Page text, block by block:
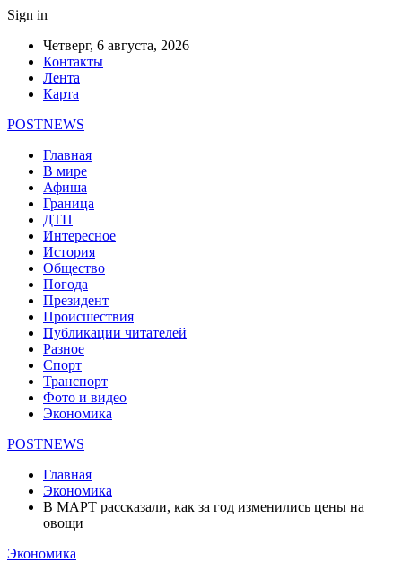
Sign in
Четверг, 6 августа, 2026
Контакты
Лента
Карта
POSTNEWS
Главная
В мире
Афиша
Граница
ДТП
Интересное
История
Общество
Погода
Президент
Происшествия
Публикации читателей
Разное
Спорт
Транспорт
Фото и видео
Экономика
POSTNEWS
Главная
Экономика
В МАРТ рассказали, как за год изменились цены на
овощи
Экономика